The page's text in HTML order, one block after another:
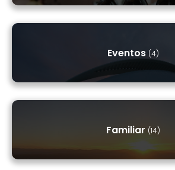
Eventos (4)
Familiar (14)